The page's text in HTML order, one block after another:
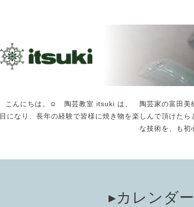
こんにちは。☺️ 陶芸教室 itsuki は、 陶芸家の富田美
目になり、長年の経験で皆様に焼き物を楽しんで頂けた
な技術を、も
▸カレンダ